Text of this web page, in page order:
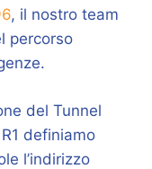
, il nostro team
percorso
del Tunnel
definiamo
l’indirizzo